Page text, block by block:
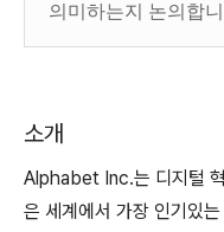
의미하는지 논의합
소개
Alphabet Inc.는 디지털
은 세계에서 가장 인기있